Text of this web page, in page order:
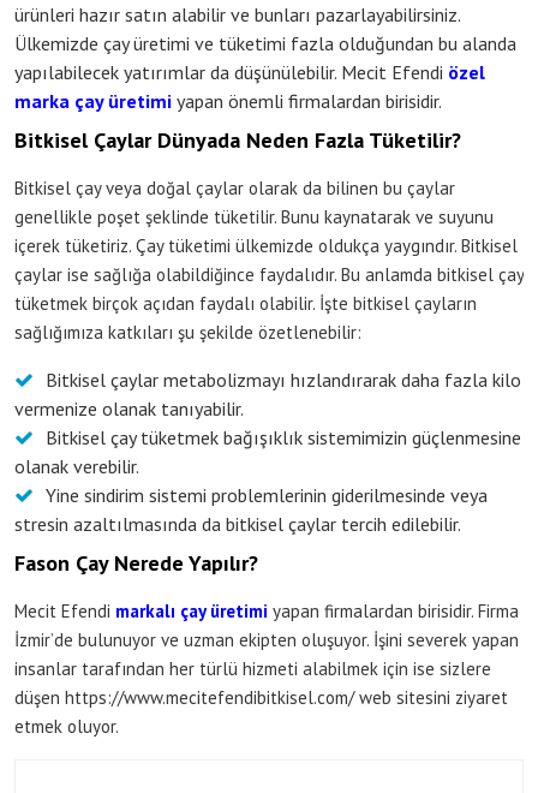
ürünleri hazır satın alabilir ve bunları pazarlayabilirsiniz.
Ülkemizde çay üretimi ve tüketimi fazla olduğundan bu alanda
yapılabilecek yatırımlar da düşünülebilir. Mecit Efendi özel
marka çay üretimi yapan önemli firmalardan birisidir.
Bitkisel Çaylar Dünyada Neden Fazla Tüketilir?
Bitkisel çay veya doğal çaylar olarak da bilinen bu çaylar
genellikle poşet şeklinde tüketilir. Bunu kaynatarak ve suyunu
içerek tüketiriz. Çay tüketimi ülkemizde oldukça yaygındır. Bitkisel
çaylar ise sağlığa olabildiğince faydalıdır. Bu anlamda bitkisel çay
tüketmek birçok açıdan faydalı olabilir. İşte bitkisel çayların
sağlığımıza katkıları şu şekilde özetlenebilir:
Bitkisel çaylar metabolizmayı hızlandırarak daha fazla kilo
vermenize olanak tanıyabilir.
Bitkisel çay tüketmek bağışıklık sistemimizin güçlenmesine
olanak verebilir.
Yine sindirim sistemi problemlerinin giderilmesinde veya
stresin azaltılmasında da bitkisel çaylar tercih edilebilir.
Fason Çay Nerede Yapılır?
Mecit Efendi markalı çay üretimi yapan firmalardan birisidir. Firma
İzmir’de bulunuyor ve uzman ekipten oluşuyor. İşini severek yapan
insanlar tarafından her türlü hizmeti alabilmek için ise sizlere
düşen https://www.mecitefendibitkisel.com/ web sitesini ziyaret
etmek oluyor.